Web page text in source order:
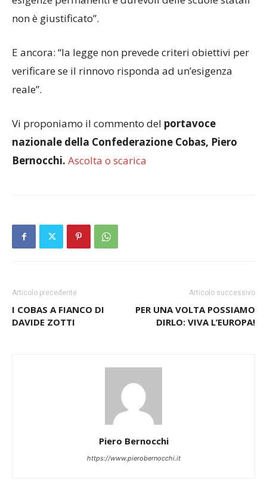
non è giustificato”.
E ancora: “la legge non prevede criteri obiettivi per
verificare se il rinnovo risponda ad un’esigenza
reale”.
Vi proponiamo il commento del portavoce
nazionale della Confederazione Cobas, Piero
Bernocchi. Ascolta o scarica
Articolo precedente
I COBAS A FIANCO DI
DAVIDE ZOTTI
Articolo successivo
PER UNA VOLTA POSSIAMO
DIRLO: VIVA L’EUROPA!
Piero Bernocchi
https://www.pierobernocchi.it